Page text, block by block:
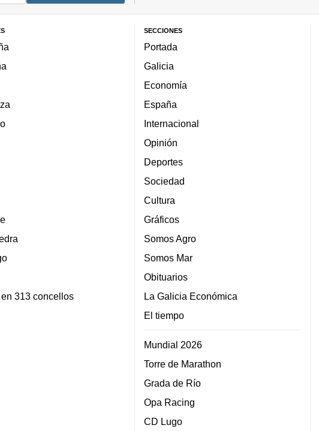
313 concellos
SECCIONES
Portada
Galicia
Economía
España
Internacional
Opinión
Deportes
Sociedad
Cultura
Gráficos
Somos Agro
Somos Mar
Obituarios
La Galicia Económica
El tiempo
Mundial 2026
Torre de Marathon
Grada de Río
Opa Racing
CD Lugo